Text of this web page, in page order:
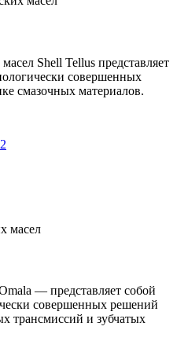
Shell Tellus представляет
совершенных
смазочных материалов.
— представляет собой
совершенных решений
трансмиссий и зубчатых